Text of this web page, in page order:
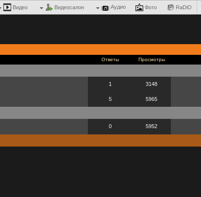
Ответы Просмотры
1 3148
5 5965
0 5952
Видео Видеосалон Аудио Фото RaDiO